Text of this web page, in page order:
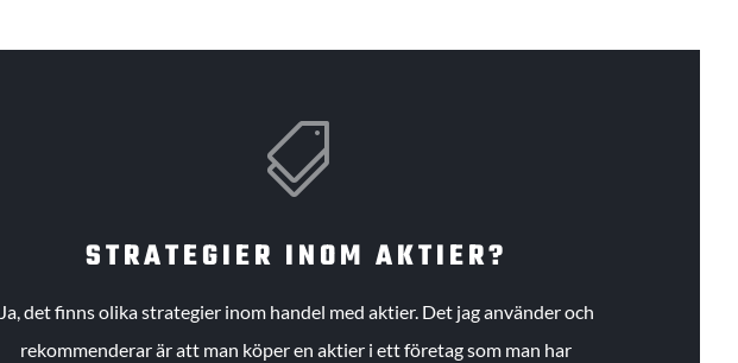

STRATEGIER INOM AKTIER?
Ja, det finns olika strategier inom handel med aktier. Det jag använder och
rekommenderar är att man köper en aktier i ett företag som man har